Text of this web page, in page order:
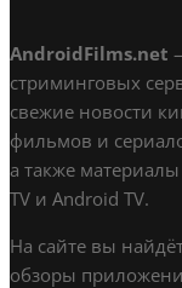
AndroidFilms.net
стриминговых
свежие новости
фильмов и
а также
TV и Android TV.
На сайте вы
обзоры